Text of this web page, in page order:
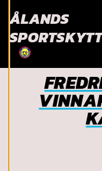
användarupplevelse
och personlig
service. Genom att
samtycka till
användningen av
cookies kan vi
utveckla en ännu
bättre tjänst och
ÅLANDS